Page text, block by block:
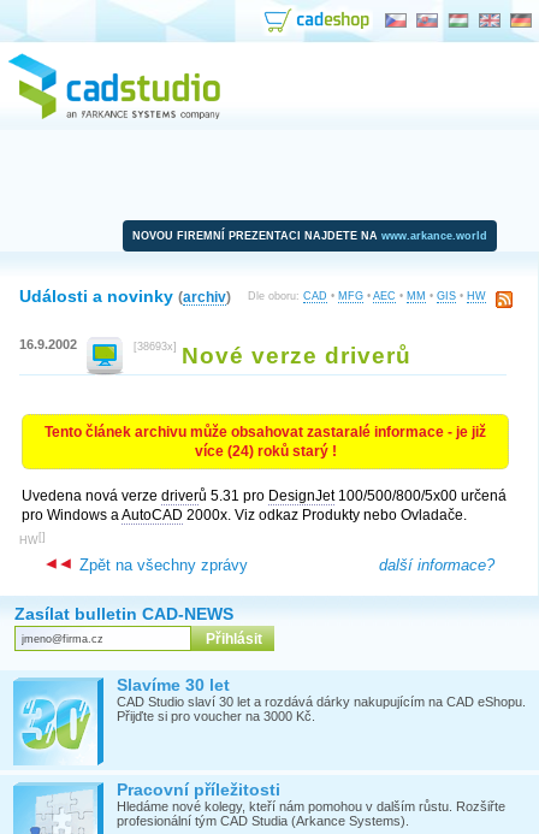
NOVOU FIREMNÍ PREZENTACI NAJDETE NA www.arkance.world
Dle oboru: CAD • MFG • AEC • MM • GIS • HW
Události a novinky (archiv)
16.9.2002 [38693x] Nové verze driverů
Tento článek archivu může obsahovat zastaralé informace - je již
více (24) roků starý !
Uvedena nová verze driverů 5.31 pro DesignJet100/500/800/5x00 určená
pro Windows aAutoCAD 2000x. Viz odkaz Produkty nebo Ovladače.
[
HW ]
další informace?
Zpět na všechny zprávy
Zasílat bulletin CAD-NEWS
Slavíme 30 let
CAD Studio slaví 30 let a rozdává dárky nakupujícím na CAD eShopu.
Přijďte si pro voucher na 3000 Kč.
Pracovní příležitosti
Hledáme nové kolegy, kteří nám pomohou v dalším růstu. Rozšiřte
profesionální tým CAD Studia (Arkance Systems).